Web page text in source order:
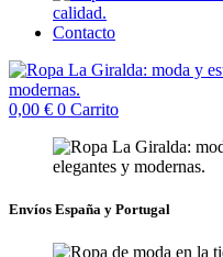
Contacto
0,00 € 0 Carrito
Envíos España y Portugal